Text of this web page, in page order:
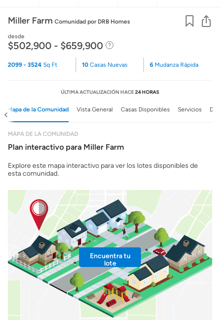
Miller Farm Comunidad por DRB Homes
desde
$502,900 - $659,900
2099 - 3524 Sq Ft 10Casas Nuevas 6 Mudanza Rápida
ÚLTIMA ACTUALIZACIÓN HACE24 HORAS
Mapa de la Comunidad Vista General Casas Disponibles Servicios
MAPA DE LA COMUNIDAD
Plan interactivo para Miller Farm
Explore este mapa interactivo para ver los lotes disponibles de
esta comunidad.
Encuentra tu
lote